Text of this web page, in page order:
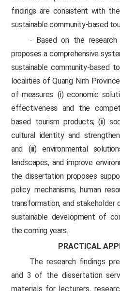
findings are consistent with
sustainable community-based
- Based on the research
proposes a comprehensive
sustainable community-based
localities of Quang Ninh
of measures: (i) economic
effectiveness and the
based tourism products; (ii)
cultural identity and
and (iii) environmental
landscapes, and improve
the dissertation proposes
policy mechanisms, human
transformation, and stakeholder
sustainable development of
the coming years.
PRACTICAL
The research findings
and 3 of the dissertation
materials for lecturers,